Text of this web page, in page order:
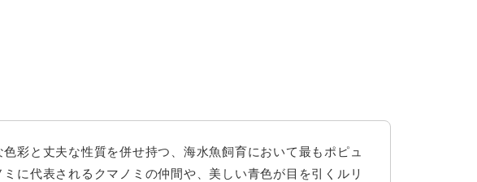
彩と丈夫な性質を併せ持つ、海水魚飼育において最もポピュ
に代表されるクマノミの仲間や、美しい青色が目を引くルリ